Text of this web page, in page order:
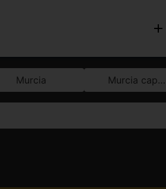
Murcia Murcia capital